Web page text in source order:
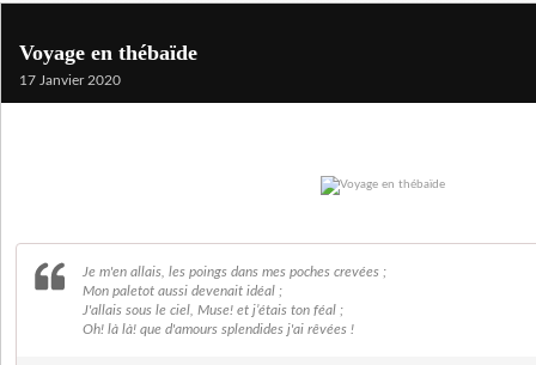
Voyage en thébaïde
17 Janvier 2020
Je m'en allais, les poings dans mes poches crevées ;
Mon paletot aussi devenait idéal ;
J'allais sous le ciel, Muse! et j’étais ton féal ;
Oh! là là! que d'amours splendides j'ai rêvées !